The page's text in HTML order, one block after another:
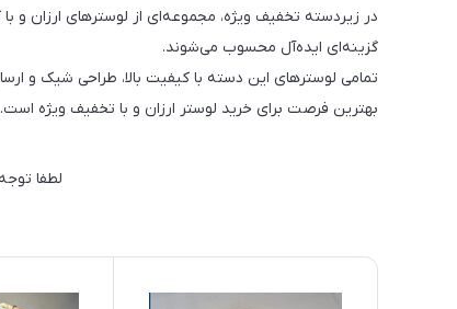
در زیر‌دسته تخفیف ویژه، مجموعه‌ای از لوسترهای ارزان
گزینه‌ای ایده‌آل محسوب می‌شوند.
تمامی لوسترهای این دسته با کیفیت بالا، طراحی شیک و
بهترین فرصت برای خرید لوستر ارزان و با تخفیف ویژه
لطفا